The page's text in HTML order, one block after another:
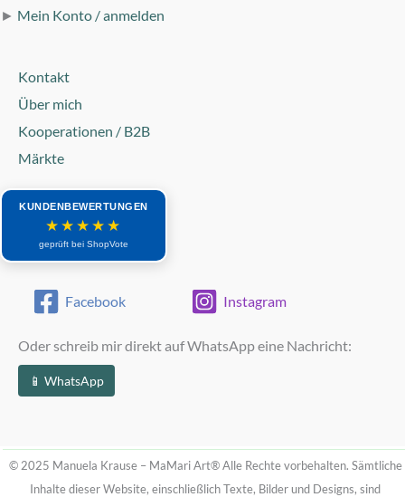
► Mein Konto / anmelden
Kontakt
Über mich
Kooperationen / B2B
Märkte
KUNDENBEWERTUNGEN
★★★★★
geprüft bei ShopVote
Facebook Instagram
Oder schreib mir direkt auf WhatsApp eine Nachricht:
📱 WhatsApp
© 2025 Manuela Krause – MaMari Art®Alle Rechte vorbehalten. Sämtliche
Inhalte dieser Website, einschließlich Texte, Bilder und Designs, sind